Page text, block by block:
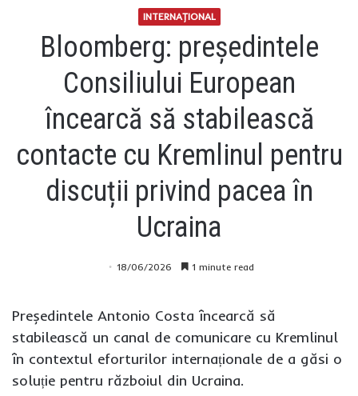
INTERNAŢIONAL
Bloomberg: președintele
Consiliului European
încearcă să stabilească
contacte cu Kremlinul pentru
discuții privind pacea în
Ucraina
18/06/2026 1 minute read
Președintele Antonio Costa încearcă să
stabilească un canal de comunicare cu Kremlinul
în contextul eforturilor internaționale de a găsi o
soluție pentru războiul din Ucraina.